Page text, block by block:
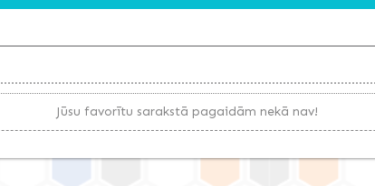
Jūsu favorītu sarakstā pagaidām nekā nav!